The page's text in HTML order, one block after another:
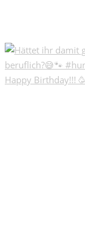
Happy Birthday!!!